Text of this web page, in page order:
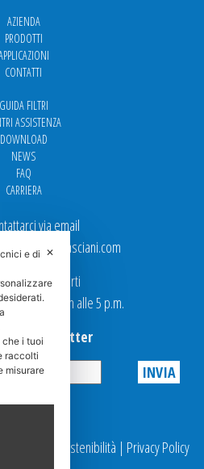
AZIENDA
PRODOTTI
CONTATTI
GUIDA FILTRI
ASSISTENZA
DOWNLOAD
NEWS
FAQ
CARRIERA
via email
sono aperti
dalle 9 a.m alle 5 p.m.
Newsletter
Report Sostenibilità | Privacy Policy
✕
e di
i tuoi
raccolti
misurare